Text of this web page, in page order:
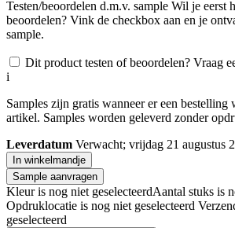
Testen/beoordelen d.m.v. sample Wil je eerst
beoordelen? Vink de checkbox aan en je
sample.
Dit product testen of beoordelen? Vraag
i
Samples zijn gratis wanneer er een bestelling
artikel. Samples worden geleverd zonder
Leverdatum Verwacht; vrijdag 21 augustus
In winkelmandje
Sample aanvragen
Kleur is nog niet geselecteerdAantal stuks is
Opdruklocatie is nog niet geselecteerd
geselecteerd